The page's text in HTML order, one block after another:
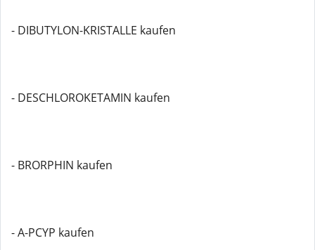
- DIBUTYLON-KRISTALLE kaufen
- DESCHLOROKETAMIN kaufen
- BRORPHIN kaufen
- A-PCYP kaufen